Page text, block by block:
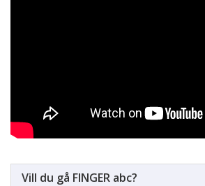
Vill du gå FINGER abc?